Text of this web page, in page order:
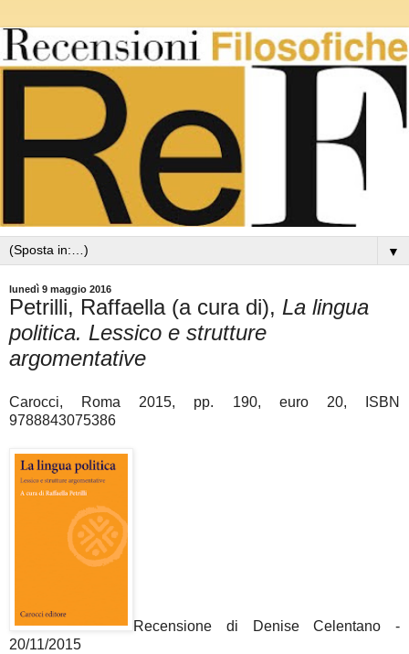
▼
lunedì 9 maggio 2016
Petrilli, Raffaella (a cura di), La lingua
politica. Lessico e strutture
argomentative
Carocci, Roma 2015, pp. 190, euro 20, ISBN
9788843075386
Recensione di Denise Celentano -
20/11/2015